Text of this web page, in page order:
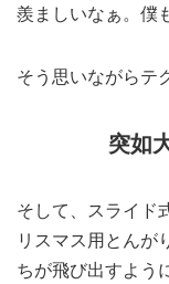
羨ましいなぁ。僕
そう思いながらテ
突如
そして、スライド
リスマス用とんが
ちが飛び出すよう